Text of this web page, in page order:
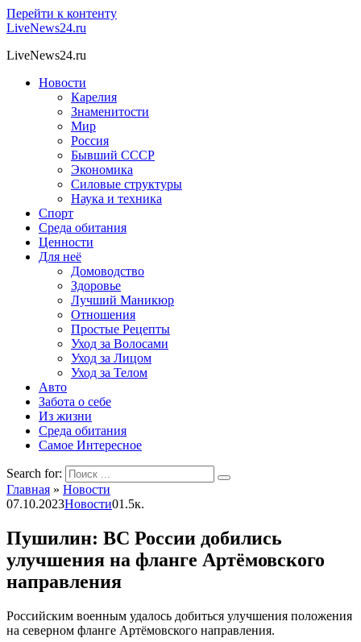
Перейти к контенту
LiveNews24.ru
LiveNews24.ru
Новости
Карелия
Знаменитости
Мир
Россия
Бывший СССР
Экономика
Силовые структуры
Наука и техника
Спорт
Среда обитания
Ценности
Для неё
Домоводство
Здоровье
Лучший Маникюр
Отношения
Простые Рецепты
Уход за Волосами
Уход за Лицом
Уход за Телом
Авто
Забота о себе
Из жизни
Среда обитания
Самое Интересное
Search for:
Главная » Новости
07.10.2023Новости01.5к.
Пушилин: ВС России добились
улучшения на фланге Артёмовского
направления
Российским военным удалось добиться улучшения положения
на северном фланге Артёмовского направления.